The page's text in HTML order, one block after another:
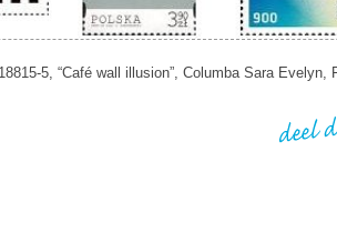
5, “Café wall illusion”, Columba Sara Evelyn,